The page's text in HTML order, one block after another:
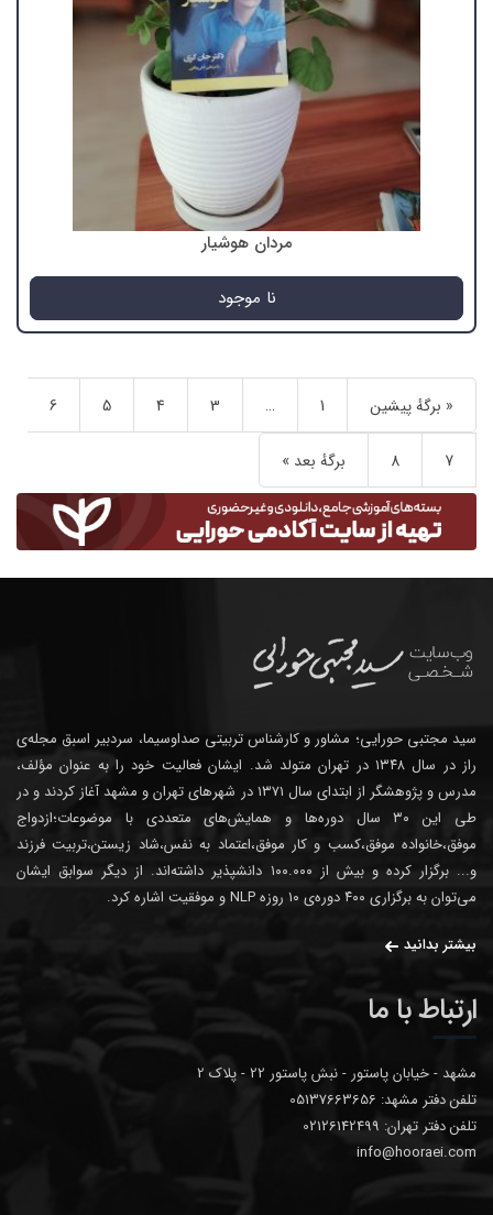
مردان هوشیار
نا موجود
« برگه‌ٔ پیشین 1
…
3
4
5
6
7
8 برگهٔ بعد »
سید مجتبی حورایی؛ مشاور و کارشناس تربیتی صداوسیما، سردبیر اسبق مجله‌ی
راز در سال ۱۳۴۸ در تهران متولد شد. ایشان فعالیت خود را به عنوان مؤلف،
مدرس و پژوهشگر از ابتدای سال ۱۳۷۱ در شهرهای تهران و مشهد آغاز کردند و در
طی این ۳۰ سال دوره‌ها و همایش‌های متعددی با موضوعات؛ازدواج
موفق،خانواده موفق،کسب و کار موفق،اعتماد به نفس،شاد زیستن،تربیت فرزند
و... برگزار کرده و بیش از ۱۰۰.۰۰۰ دانشپذیر داشته‌اند. از دیگر سوابق ایشان
می‌توان به برگزاری ۴۰۰ دوره‌ی ۱۰ روزه NLP و موفقیت اشاره کرد.
بیشتر بدانید
ارتباط با ما
مشهد - خیابان پاستور - نبش پاستور 22 - پلاک 2
تلفن دفتر مشهد: 05137663656
تلفن دفتر تهران: 02126142499
info@hooraei.com